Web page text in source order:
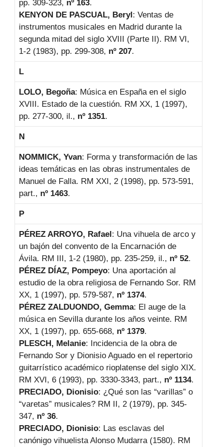
pp. 309-323, nº 163.
KENYON DE PASCUAL, Beryl: Ventas de
instrumentos musicales en Madrid durante la
segunda mitad del siglo XVIII (Parte II). RM VI,
1-2 (1983), pp. 299-308, nº 207.
L
LOLO, Begoña: Música en España en el siglo
XVIII. Estado de la cuestión. RM XX, 1 (1997),
pp. 277-300, il., nº 1351.
N
NOMMICK, Yvan: Forma y transformación de las
ideas temáticas en las obras instrumentales de
Manuel de Falla. RM XXI, 2 (1998), pp. 573-591,
part., nº 1463.
P
PÉREZ ARROYO, Rafael: Una vihuela de arco y
un bajón del convento de la Encarnación de
Ávila. RM III, 1-2 (1980), pp. 235-259, il., nº 52.
PÉREZ DÍAZ, Pompeyo: Una aportación al
estudio de la obra religiosa de Fernando Sor. RM
XX, 1 (1997), pp. 579-587, nº 1374.
PÉREZ ZALDUONDO, Gemma: El auge de la
música en Sevilla durante los años veinte. RM
XX, 1 (1997), pp. 655-668, nº 1379.
PLESCH, Melanie: Incidencia de la obra de
Fernando Sor y Dionisio Aguado en el repertorio
guitarrístico académico rioplatense del siglo XIX.
RM XVI, 6 (1993), pp. 3330-3343, part., nº 1134.
PRECIADO, Dionisio: ¿Qué son las “varillas” o
“varetas” musicales? RM II, 2 (1979), pp. 345-
347, nº 36.
PRECIADO, Dionisio: Las esclavas del
canónigo vihuelista Alonso Mudarra (1580). RM